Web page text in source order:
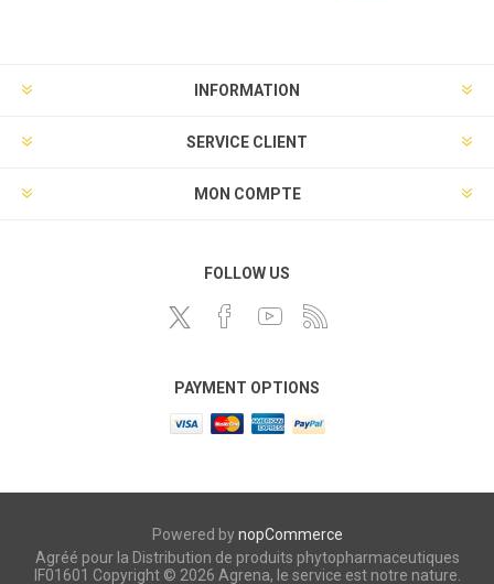
INFORMATION
SERVICE CLIENT
MON COMPTE
FOLLOW US
PAYMENT OPTIONS
Powered bynopCommerce
Agréé pour la Distribution de produits phytopharmaceutiques
IF01601 Copyright © 2026 Agrena, le service est notre nature.